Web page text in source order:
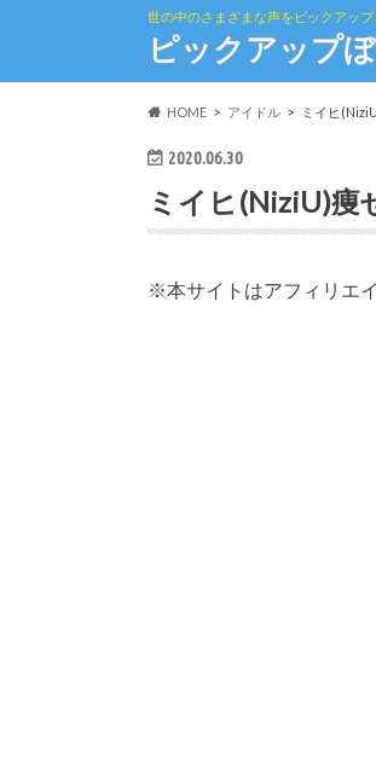
世の中のさまざまな声をピックアップ
ピックアップ
HOME アイドル ミイヒ
2020.06.30
ミイヒ(NiziU)痩
※本サイトはアフィリエ